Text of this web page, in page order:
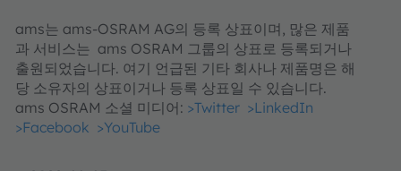
ams는 ams-OSRAM AG의 등록 상표이며, 많은 제품
과 서비스는 ams OSRAM 그룹의 상표로 등록되거나
출원되었습니다. 여기 언급된 기타 회사나 제품명은 해
당 소유자의 상표이거나 등록 상표일 수 있습니다.
ams OSRAM 소셜 미디어: >Twitter >LinkedIn
>Facebook >YouTube